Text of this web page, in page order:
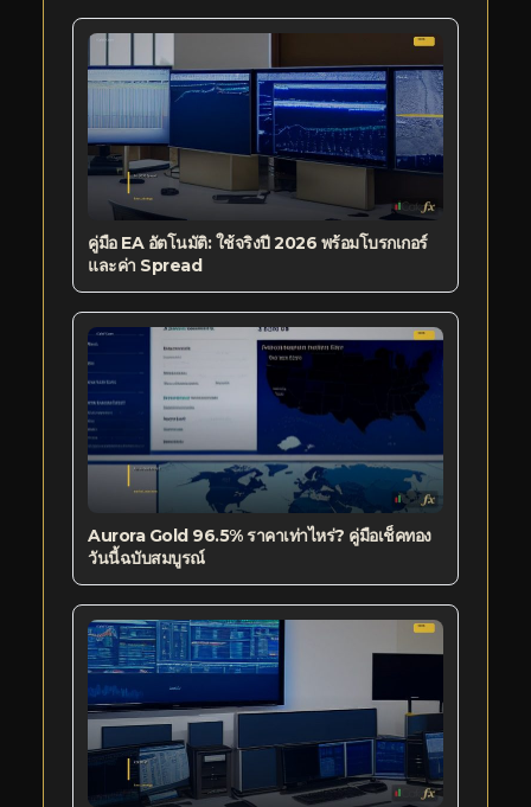
คู่มือ EA อัตโนมัติ: ใช้จริงปี 2026 พร้อมโบรกเกอร์
และค่า Spread
Aurora Gold 96.5% ราคาเท่าไหร่? คู่มือเช็คทอง
วันนี้ฉบับสมบูรณ์